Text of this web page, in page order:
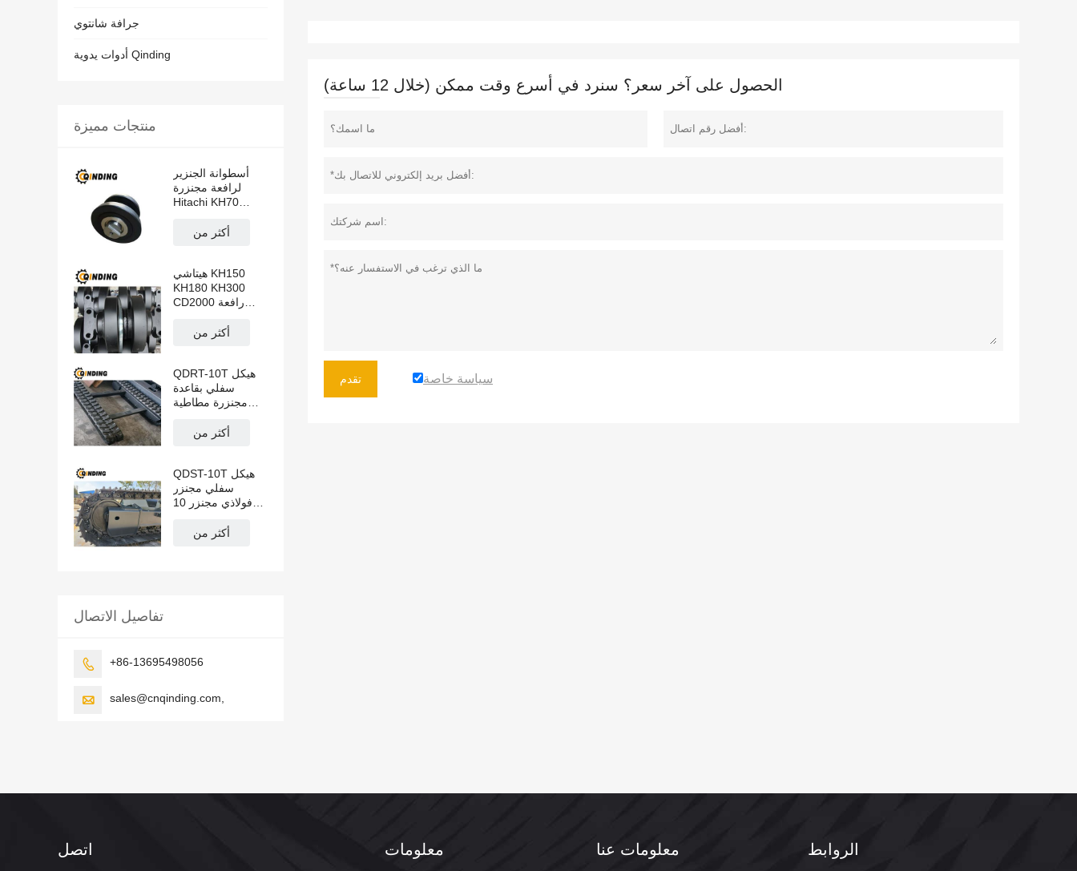
الحصول على آخر سعر؟ سنرد في أسرع وقت ممكن (خلال 12 ساعة)
تقدم سياسة خاصة
جرافة شانتوي
أدوات يدوية Qinding
منتجات مميزة
أسطوانة الجنزير
لرافعة مجنزرة
Hitachi KH70
PD7 PD100
أكثر من
هيتاشي KH150
KH180 KH300
CD2000 رافعة
أسطوانة جنزيرية
أكثر من
QDRT-10T هيكل
سفلي بقاعدة
مجنزرة مطاطية
للحفارة الزاحفة
670 مم × 450 مم
أكثر من
QDST-10T هيكل
سفلي مجنزر
فولاذي مجنزر 10
الطرق ، ومد
أكثر من
تفاصيل الاتصال
 +86-13695498056
 sales@cnqinding.com,
اتصل معلومات معلومات عنا الروابط